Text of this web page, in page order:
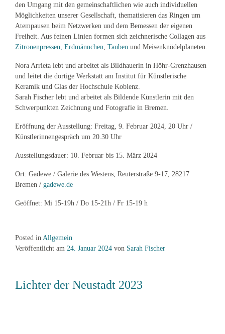
den Umgang mit den gemeinschaftlichen wie auch individuellen
Möglichkeiten unserer Gesellschaft, thematisieren das Ringen um
Atempausen beim Netzwerken und dem Bemessen der eigenen
Freiheit. Aus feinen Linien formen sich zeichnerische Collagen aus
Zitronenpressen, Erdmännchen Tauben und Meisenknödelplaneten.
Nora Arrieta lebt und arbeitet als Bildhauerin in Höhr-Grenzhausen
und leitet die dortige Werkstatt am Institut für Künstlerische
Keramik und Glas der Hochschule Koblenz.
Sarah Fischer lebt und arbeitet als Bildende Künstlerin mit den
Schwerpunkten Zeichnung und Fotografie in Bremen.
Eröffnung der Ausstellung: Freitag, 9. Februar 2024, 20 Uhr /
Künstlerinnengespräch um 20.30 Uhr
Ausstellungsdauer: 10. Februar bis 15. März 2024
Ort: Gadewe / Galerie des Westens, Reuterstraße 9-17, 28217
Bremen / gadewe.de
Geöffnet: Mi 15-19h / Do 15-21h / Fr 15-19 h
Posted in Allgemein
Veröffentlicht am 24. Januar 2024 von Sarah Fischer
Lichter der Neustadt 2023